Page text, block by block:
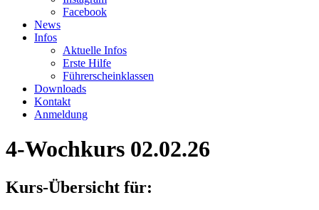
Facebook
News
Infos
Aktuelle Infos
Erste Hilfe
Führerscheinklassen
Downloads
Kontakt
Anmeldung
4-Wochkurs 02.02.26
Kurs-Übersicht für: